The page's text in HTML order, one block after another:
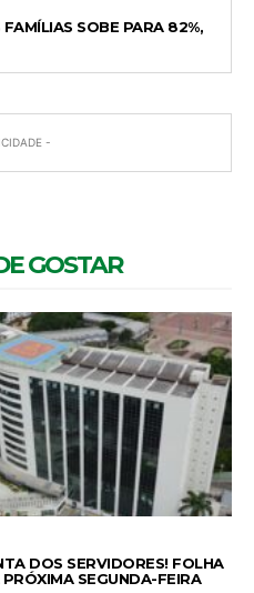
SOBE PARA 82%,
-
GOSTAR
DOS SERVIDORES! FOLHA
SEGUNDA-FEIRA